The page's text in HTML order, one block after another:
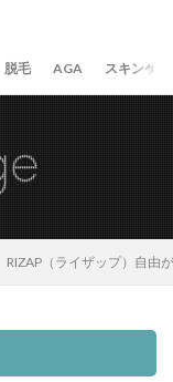
脱毛 AGA スキンケア
RIZAP（ライザップ）自由